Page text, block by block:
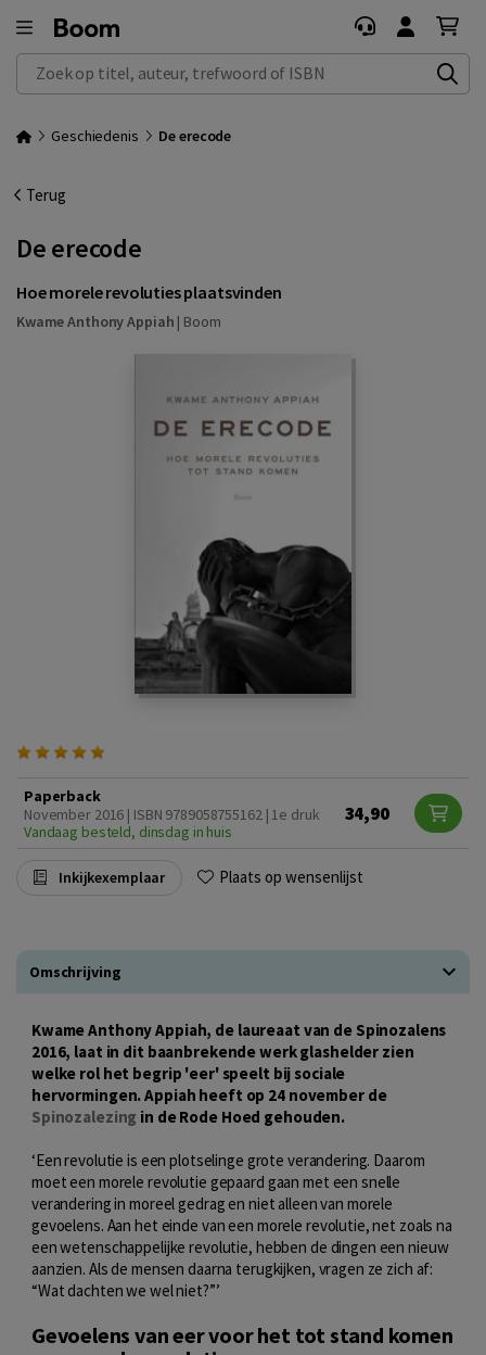
Zoek op titel, auteur, trefwoord of ISBN
Geschiedenis De erecode
Terug
De erecode
Hoe morele revoluties plaatsvinden
Kwame Anthony Appiah | Boom
Paperback
November 2016 | ISBN 9789058755162 | 1e druk
Vandaag besteld, dinsdag in huis
34,90
Inkijkexemplaar Plaats op wensenlijst
Omschrijving
Kwame Anthony Appiah, de laureaat van de Spinozalens
2016, laat in dit baanbrekende werk glashelder zien
welke rol het begrip 'eer' speelt bij sociale
hervormingen.Appiah heeft op 24 november de
Spinozalezing in de Rode Hoed gehouden.
‘Een revolutie is een plotselinge grote verandering. Daarom
moet een morele revolutie gepaard gaan met een snelle
verandering in moreel gedrag en niet alleen van morele
gevoelens. Aan het einde van een morele revolutie, net zoals na
een wetenschappelijke revolutie, hebben de dingen een nieuw
aanzien. Als de mensen daarna terugkijken, vragen ze zich af:
“Wat dachten we wel niet?”’
Gevoelens van eer voor het tot stand komen